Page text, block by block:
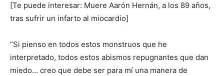
[Te puede interesar: Muere Aarón Hernán, a los 89 años,
tras sufrir un infarto al miocardio]
“Si pienso en todos estos monstruos que he
interpretado, todos estos abismos repugnantes que dan
miedo… creo que debe ser para mí una manera de